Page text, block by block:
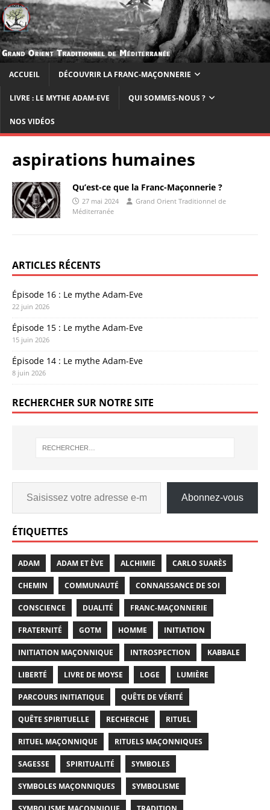
ACCUEIL DÉCOUVRIR LA FRANC-MAÇONNERIE
LIVRE : LE MYTHE ADAM-EVE QUI SOMMES-NOUS ?
NOS VIDÉOS
aspirations humaines
Qu’est-ce que la Franc-Maçonnerie ?
27 mai 2024
Grand Orient Traditionnel de
Méditerranée
ARTICLES RÉCENTS
Épisode 16 : Le mythe Adam-Eve
22 juin 2026
Épisode 15 : Le mythe Adam-Eve
15 juin 2026
Épisode 14 : Le mythe Adam-Eve
8 juin 2026
RECHERCHER SUR NOTRE SITE
Abonnez-vous
ÉTIQUETTES
ADAM ADAM ET ÈVE ALCHIMIE CARLO SUARÈS
CHEMIN COMMUNAUTÉ CONNAISSANCE DE SOI
CONSCIENCE DUALITÉ FRANC-MAÇONNERIE
FRATERNITÉ GOTM HOMME INITIATION
INITIATION MAÇONNIQUE INTROSPECTION KABBALE
LIBERTÉ LIVRE DE MOYSE LOGE LUMIÈRE
PARCOURS INITIATIQUE QUÊTE DE VÉRITÉ
QUÊTE SPIRITUELLE RECHERCHE RITUEL
RITUEL MAÇONNIQUE RITUELS MAÇONNIQUES
SAGESSE SPIRITUALITÉ SYMBOLES
SYMBOLES MAÇONNIQUES SYMBOLISME